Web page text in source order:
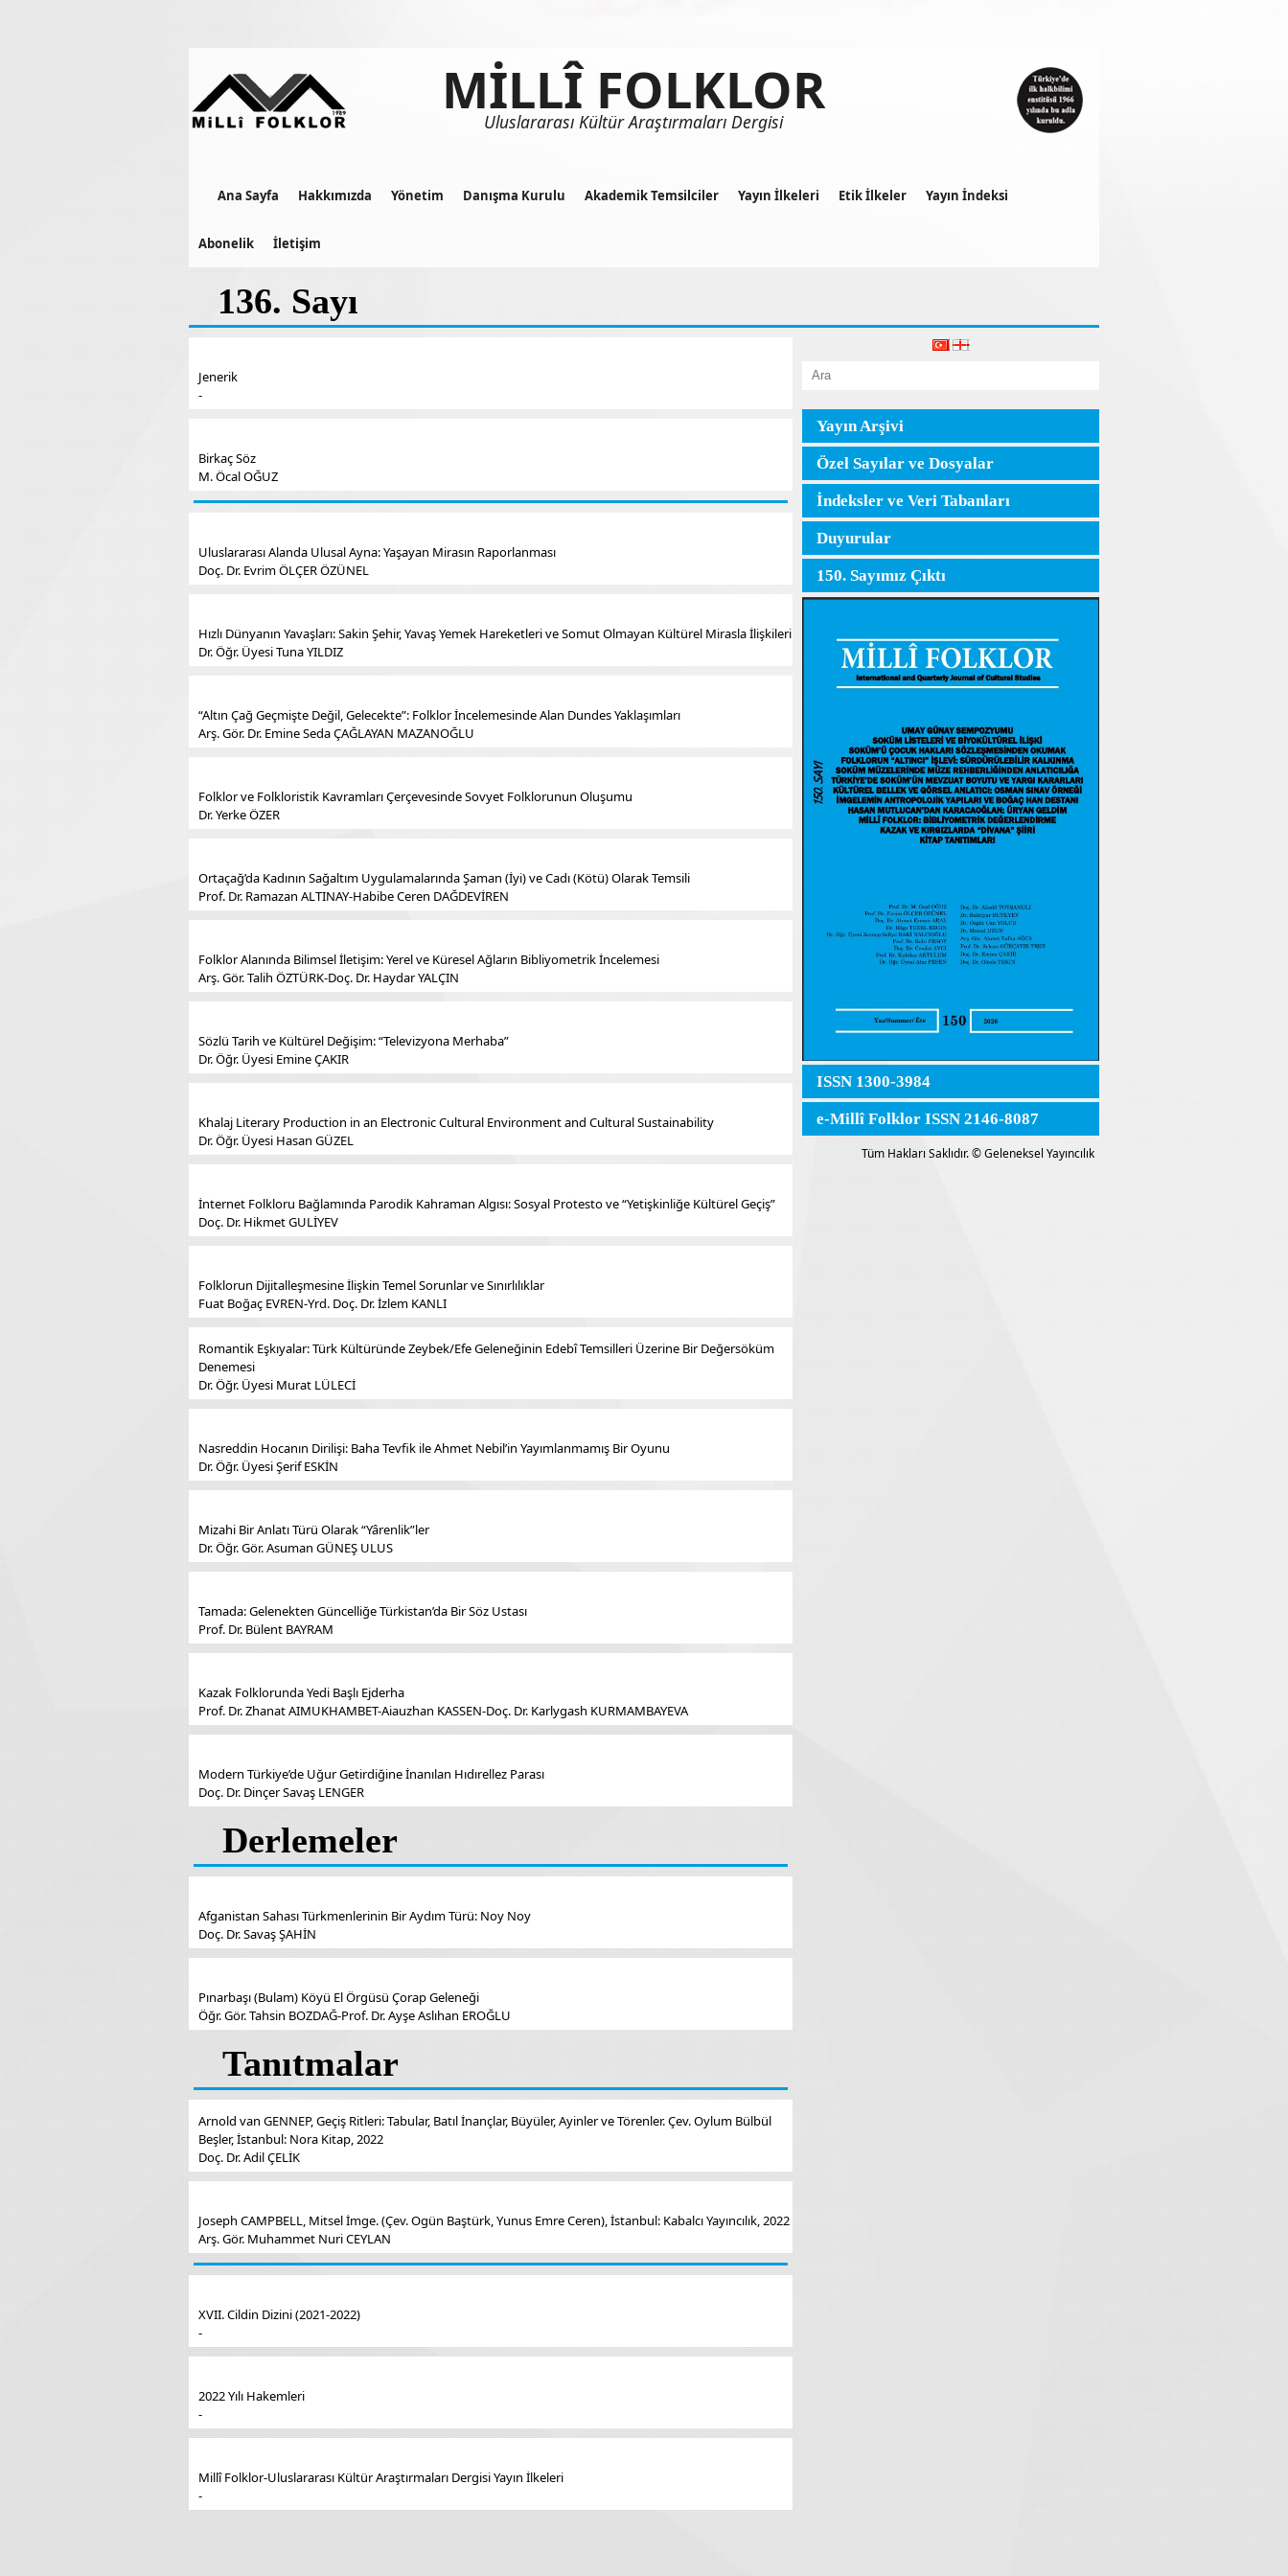
MİLLÎ FOLKLOR
Uluslararası Kültür Araştırmaları Dergisi
Ana Sayfa Hakkımızda Yönetim Danışma Kurulu Akademik Temsilciler Yayın İlkeleri Etik İlkeler Yayın İndeksi
Abonelik İletişim
136. Sayı
Jenerik
-
Birkaç Söz
M. Öcal OĞUZ
Uluslararası Alanda Ulusal Ayna: Yaşayan Mirasın Raporlanması
Doç. Dr. Evrim ÖLÇER ÖZÜNEL
Hızlı Dünyanın Yavaşları: Sakin Şehir, Yavaş Yemek Hareketleri ve Somut Olmayan Kültürel Mirasla İlişkileri
Dr. Öğr. Üyesi Tuna YILDIZ
“Altın Çağ Geçmişte Değil, Gelecekte”: Folklor İncelemesinde Alan Dundes Yaklaşımları
Arş. Gör. Dr. Emine Seda ÇAĞLAYAN MAZANOĞLU
Folklor ve Folkloristik Kavramları Çerçevesinde Sovyet Folklorunun Oluşumu
Dr. Yerke ÖZER
Ortaçağ’da Kadının Sağaltım Uygulamalarında Şaman (İyi) ve Cadı (Kötü) Olarak Temsili
Prof. Dr. Ramazan ALTINAY-Habibe Ceren DAĞDEVİREN
Folklor Alanında Bilimsel İletişim: Yerel ve Küresel Ağların Bibliyometrik İncelemesi
Arş. Gör. Talih ÖZTÜRK-Doç. Dr. Haydar YALÇIN
Sözlü Tarih ve Kültürel Değişim: “Televizyona Merhaba”
Dr. Öğr. Üyesi Emine ÇAKIR
Khalaj Literary Production in an Electronic Cultural Environment and Cultural Sustainability
Dr. Öğr. Üyesi Hasan GÜZEL
İnternet Folkloru Bağlamında Parodik Kahraman Algısı: Sosyal Protesto ve “Yetişkinliğe Kültürel Geçiş”
Doç. Dr. Hikmet GULİYEV
Folklorun Dijitalleşmesine İlişkin Temel Sorunlar ve Sınırlılıklar
Fuat Boğaç EVREN-Yrd. Doç. Dr. İzlem KANLI
Romantik Eşkıyalar: Türk Kültüründe Zeybek/Efe Geleneğinin Edebî Temsilleri Üzerine Bir Değersöküm
Denemesi
Dr. Öğr. Üyesi Murat LÜLECİ
Nasreddin Hocanın Dirilişi: Baha Tevfik ile Ahmet Nebil’in Yayımlanmamış Bir Oyunu
Dr. Öğr. Üyesi Şerif ESKİN
Mizahi Bir Anlatı Türü Olarak “Yârenlik”ler
Dr. Öğr. Gör. Asuman GÜNEŞ ULUS
Tamada: Gelenekten Güncelliğe Türkistan’da Bir Söz Ustası
Prof. Dr. Bülent BAYRAM
Kazak Folklorunda Yedi Başlı Ejderha
Prof. Dr. Zhanat AIMUKHAMBET-Aiauzhan KASSEN-Doç. Dr. Karlygash KURMAMBAYEVA
Modern Türkiye’de Uğur Getirdiğine İnanılan Hıdırellez Parası
Doç. Dr. Dinçer Savaş LENGER
Derlemeler
Afganistan Sahası Türkmenlerinin Bir Aydım Türü: Noy Noy
Doç. Dr. Savaş ŞAHİN
Pınarbaşı (Bulam) Köyü El Örgüsü Çorap Geleneği
Öğr. Gör. Tahsin BOZDAĞ-Prof. Dr. Ayşe Aslıhan EROĞLU
Tanıtmalar
Arnold van GENNEP, Geçiş Ritleri: Tabular, Batıl İnançlar, Büyüler, Ayinler ve Törenler. Çev. Oylum Bülbül
Beşler, İstanbul: Nora Kitap, 2022
Doç. Dr. Adil ÇELİK
Joseph CAMPBELL, Mitsel İmge. (Çev. Ogün Baştürk, Yunus Emre Ceren), İstanbul: Kabalcı Yayıncılık, 2022
Arş. Gör. Muhammet Nuri CEYLAN
XVII. Cildin Dizini (2021-2022)
-
2022 Yılı Hakemleri
-
Millî Folklor-Uluslararası Kültür Araştırmaları Dergisi Yayın İlkeleri
-
Yayın Arşivi
Özel Sayılar ve Dosyalar
İndeksler ve Veri Tabanları
Duyurular
150. Sayımız Çıktı
ISSN 1300-3984
e-Millî Folklor ISSN 2146-8087
Tüm Hakları Saklıdır. © Geleneksel Yayıncılık